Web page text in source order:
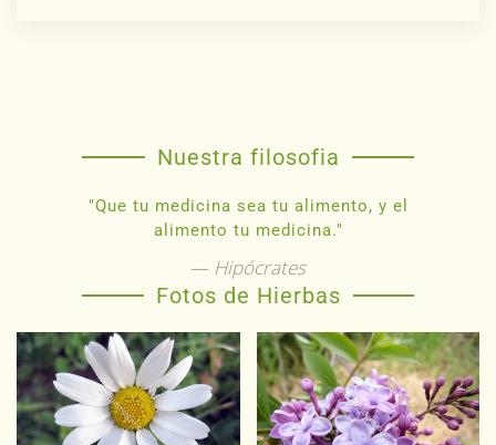
Nuestra filosofia
"Que tu medicina sea tu alimento, y el
alimento tu medicina."
Hipócrates
Fotos de Hierbas